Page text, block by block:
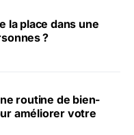
la place dans une
?
routine de bien-
améliorer votre